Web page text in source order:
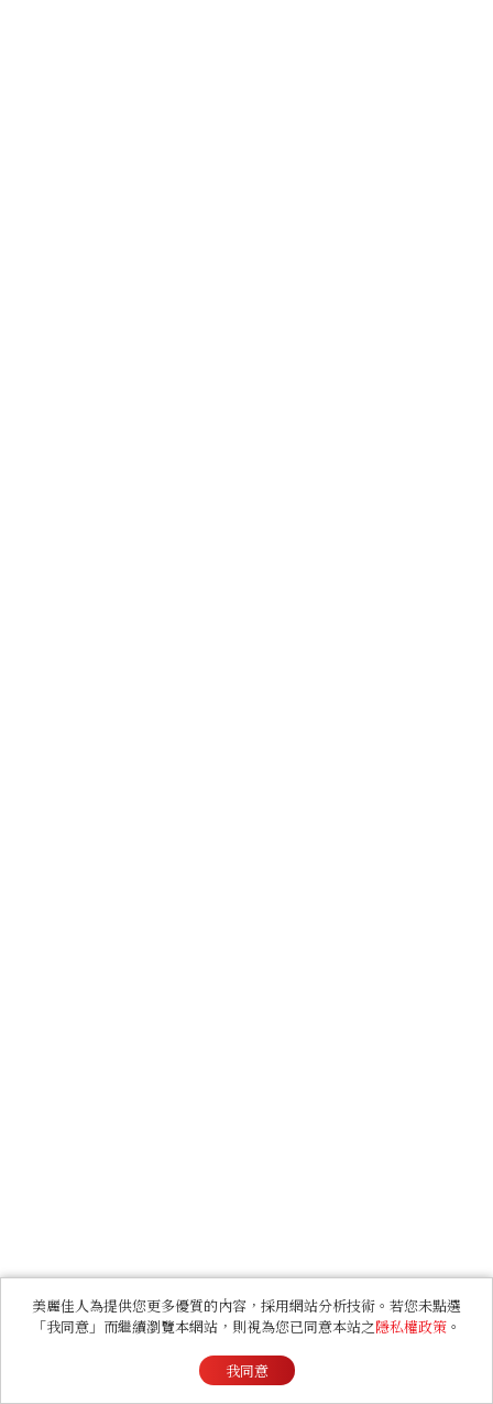
美麗佳人為提供您更多優質的內容，採用網站分析技術。若您未點選
「我同意」而繼續瀏覽本網站，則視為您已同意本站之隱私權政策 。
我同意